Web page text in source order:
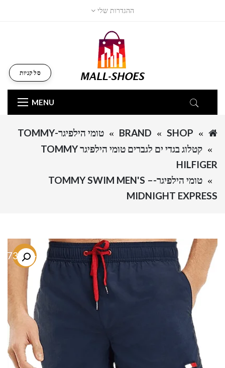
ההגדרות שלי
MENU
סל קניות
SHOP
BRAND
טומי הילפיגר-TOMMY
קטלוג בגדי ים לגברים טומי הילפיגר TOMMY
HILFIGER
טומי הילפיגר-TOMMY SWIM MEN'S –
MIDNIGHT EXPRESS
-73.7%